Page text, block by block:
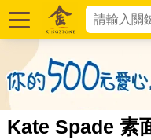
Kate Spade 素